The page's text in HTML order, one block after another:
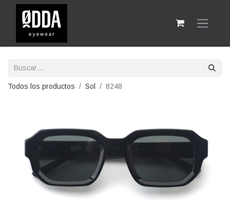
Todos los productos Sol 8248